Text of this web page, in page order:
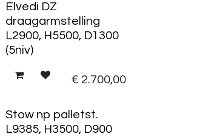
Elvedi DZ
draagarmstelling
L2900, H5500, D1300
(5niv)
€ 2.700,00
Stow np palletst.
L9385, H3500, D900